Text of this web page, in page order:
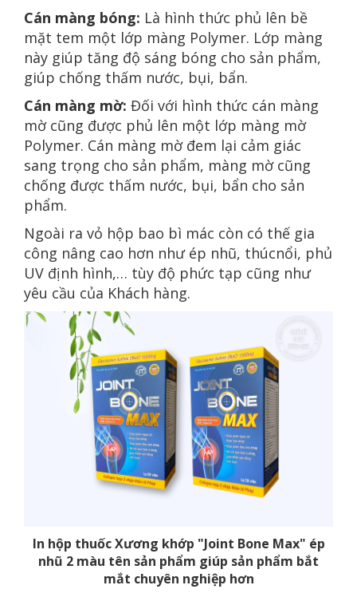
Cán màng bóng: Là hình thức phủ lên bề
mặt tem một lớp màng Polymer. Lớp màng
này giúp tăng độ sáng bóng cho sản phẩm,
giúp chống thấm nước, bụi, bẩn.
Cán màng mờ: Đối với hình thức cán màng
mờ cũng được phủ lên một lớp màng mờ
Polymer. Cán màng mờ đem lại cảm giác
sang trọng cho sản phẩm, màng mờ cũng
chống được thấm nước, bụi, bẩn cho sản
phẩm.
Ngoài ra vỏ hộp bao bì mác còn có thế gia
công nâng cao hơn như ép nhũ, thúcnổi, phủ
UV định hình,… tùy độ phức tạp cũng như
yêu cầu của Khách hàng.
In hộp thuốc Xương khớp "Joint Bone Max" ép
nhũ 2 màu tên sản phẩm giúp sản phẩm bắt
mắt chuyên nghiệp hơn